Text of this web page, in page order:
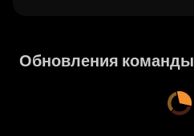
Обновления команды